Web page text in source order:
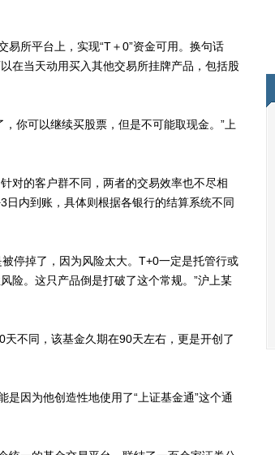
所平台上，实现“T＋0”资金可用。换句话
在当天动用买入其他交易所挂牌产品，包括股
你可以继续买股票，但是不可能取现金。”上
的客户群不同，两者的交易效率也不尽相
内到账，具体则根据各银行的结算系统不同
停掉了，因为风险太大。T+0一定是托管行或
险。这只产品倒是打破了这个常规。”沪上某
不同，该基金久期在90天左右，更是开创了
因为他创造性地使用了“上证基金通”这个通